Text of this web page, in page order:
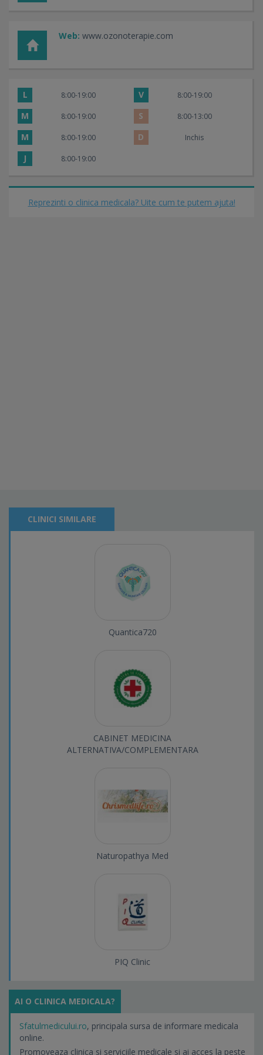
Web: www.ozonoterapie.com
L 8:00-19:00 V 8:00-19:00
M 8:00-19:00 S 8:00-13:00
M 8:00-19:00 D Inchis
J 8:00-19:00
Reprezinti o clinica medicala? Uite cum te putem ajuta!
CLINICI SIMILARE
Quantica720
CABINET MEDICINA
ALTERNATIVA/COMPLEMENTARA
Naturopathya Med
PIQ Clinic
AI O CLINICA MEDICALA?
Sfatulmedicului.ro, principala sursa de informare medicala
online.
Promoveaza clinica si serviciile medicale si ai acces la peste